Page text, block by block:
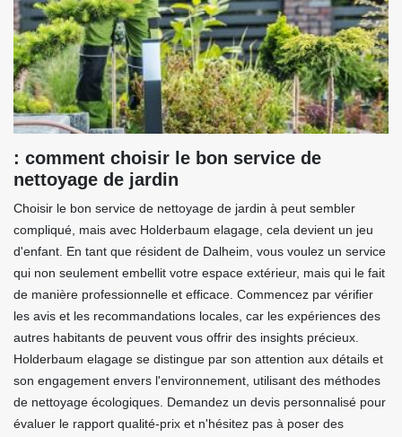
: comment choisir le bon service de
nettoyage de jardin
Choisir le bon service de nettoyage de jardin à peut sembler
compliqué, mais avec Holderbaum elagage, cela devient un jeu
d'enfant. En tant que résident de Dalheim, vous voulez un service
qui non seulement embellit votre espace extérieur, mais qui le fait
de manière professionnelle et efficace. Commencez par vérifier
les avis et les recommandations locales, car les expériences des
autres habitants de peuvent vous offrir des insights précieux.
Holderbaum elagage se distingue par son attention aux détails et
son engagement envers l'environnement, utilisant des méthodes
de nettoyage écologiques. Demandez un devis personnalisé pour
évaluer le rapport qualité-prix et n'hésitez pas à poser des